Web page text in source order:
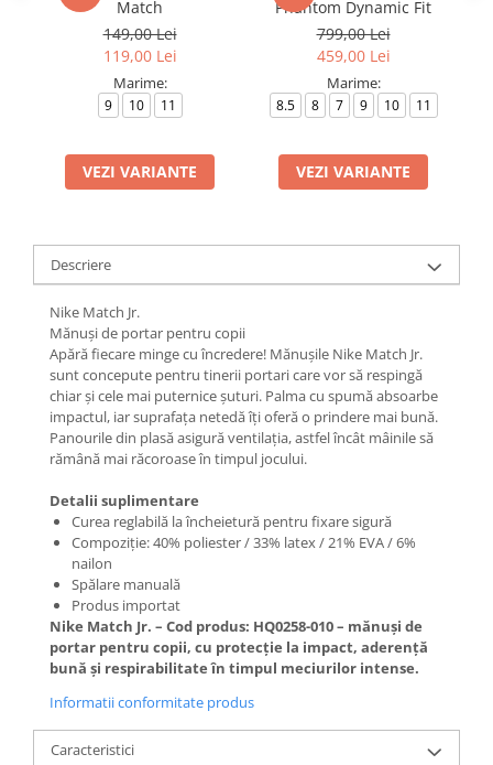
Match
149,00 Lei
119,00 Lei
Marime:
9 10 11
VEZI VARIANTE
Phantom Dynamic Fit
799,00 Lei
459,00 Lei
Marime:
8.5 8 7 9 10 11
VEZI VARIANTE
Descriere
Nike Match Jr.
Mănuși de portar pentru copii
Apără fiecare minge cu încredere! Mănușile Nike Match Jr.
sunt concepute pentru tinerii portari care vor să respingă
chiar și cele mai puternice șuturi. Palma cu spumă absoarbe
impactul, iar suprafața netedă îți oferă o prindere mai bună.
Panourile din plasă asigură ventilația, astfel încât mâinile să
rămână mai răcoroase în timpul jocului.
Detalii suplimentare
Curea reglabilă la încheietură pentru fixare sigură
Compoziție: 40% poliester / 33% latex / 21% EVA / 6%
nailon
Spălare manuală
Produs importat
Nike Match Jr. – Cod produs: HQ0258-010 – mănuși de
portar pentru copii, cu protecție la impact, aderență
bună și respirabilitate în timpul meciurilor intense.
Informatii conformitate produs
Caracteristici